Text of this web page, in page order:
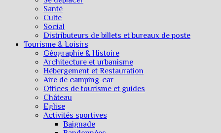
Santé
Culte
Social
Distributeurs de billets et bureaux de poste
Tourisme & Loisirs
Géographie & Histoire
Architecture et urbanisme
Hébergement et Restauration
Aire de camping-car
Offices de tourisme et guides
Château
Eglise
Activités sportives
Baignade